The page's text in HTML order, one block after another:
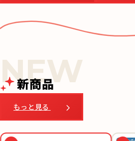
新商品
もっと見る